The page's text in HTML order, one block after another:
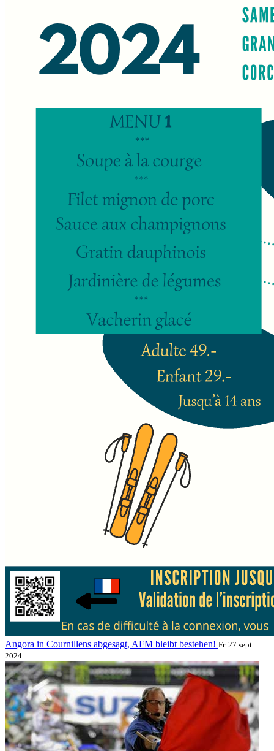
Angora in Cournillens abgesagt, AFM bleibt bestehen! Fr. 27 sept.
2024